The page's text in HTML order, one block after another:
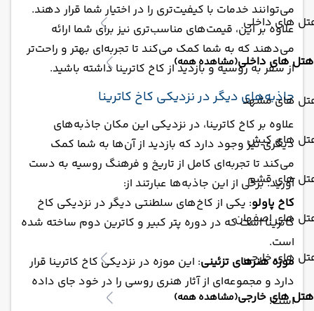
های داخلی
هتل های داخلی(مشاهده همه)
های مشهد
های کیش
های قشم
های اصفهان
های خارجی
هتل های خارجی(مشاهده همه)
می‌توانند خدمات با کیفیت‌تری را در اختیار شما قرار دهند.
علاوه بر این، قیمت‌های مناسب‌تری نیز برای شما ارائه
می‌دهند که به شما کمک می‌کند تا تجربه‌ای بهتر و راحت‌تر
از سفر به روسیه و بازدید از کاخ کاترینا داشته باشید.
جاذبه‌های دیگر در نزدیکی کاخ کاترینا
علاوه بر کاخ کاترینا، در نزدیکی این مکان جاذبه‌های
دیگری نیز وجود دارد که بازدید از آن‌ها به شما کمک
می‌کند تا تجربه‌ای کامل از تاریخ و فرهنگ روسیه به دست
آورید. برخی از این جاذبه‌ها عبارتند از:
کاخ پاولو: یکی از کاخ‌های سلطنتی دیگر در نزدیکی کاخ
کاترینا است که در دوره پتر کبیر و کاترین دوم ساخته شده
است.
موزه هنرهای تزئینی: این موزه در نزدیکی کاخ کاترینا قرار
دارد و مجموعه‌ای از آثار هنری روسی را در خود جای داده
است.